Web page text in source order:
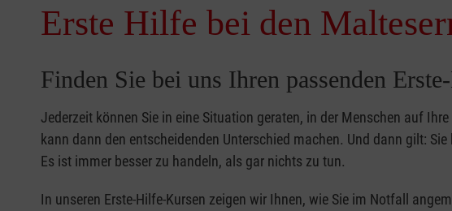
Erste Hilfe bei den
Finden Sie bei uns Ihren passenden
Jederzeit können Sie in eine Situation geraten, in der Menschen auf
kann dann den entscheidenden Unterschied machen. Und dann gilt:
Es ist immer besser zu handeln, als gar nichts zu tun.
In unseren Erste-Hilfe-Kursen zeigen wir Ihnen, wie Sie im Notfall